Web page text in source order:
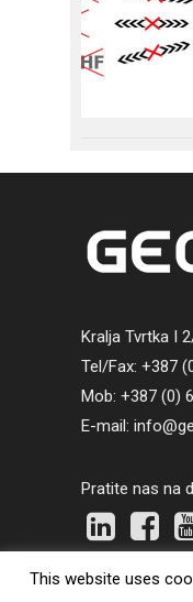
Kralja Tvrtka I
Tel/Fax: +387
Mob: +387 (0)
E-mail:
Pratite nas na
This website uses